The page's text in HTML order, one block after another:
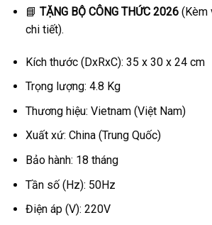
📘 TẶNG BỘ CÔNG THỨC 2026(Kèm
chi tiết).
Kích thước (DxRxC): 35 x 30 x 24 cm
Trọng lượng: 4.8 Kg
Thương hiệu: Vietnam (Việt Nam)
Xuất xứ: China (Trung Quốc)
Bảo hành: 18 tháng
Tần số (Hz): 50Hz
Điện áp (V): 220V